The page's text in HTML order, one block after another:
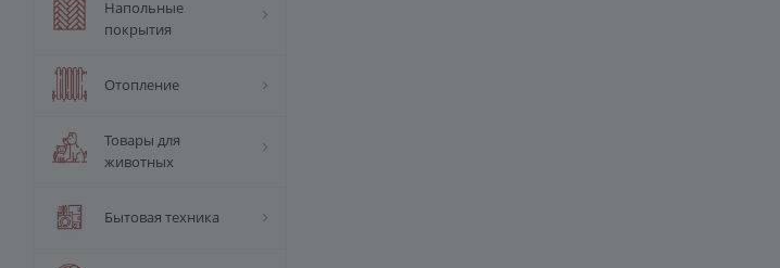
Напольные
покрытия
Отопление
Товары для
животных
Бытовая техника